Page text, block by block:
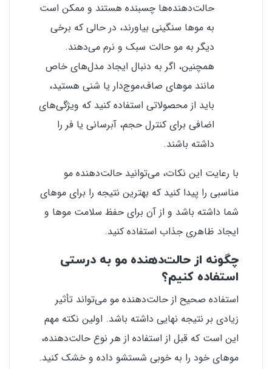
حالت‌دهنده‌ها چسبنده هستند و ممکن است
به موها سنگینی بیاورند، در حالی که برخی
دیگر به مو حالت سبک و نرم می‌دهند.
همچنین، اگر به دنبال ایجاد مدل‌های خاص
مانند موهای صاف،موج‌دار یا شنی هستید،
باید از محصولاتی استفاده کنید که ویژگی‌های
اضافی برای کنترل حجم، آبرسانی یا فر را
داشته باشند.
با رعایت این نکات، می‌توانید حالت‌دهنده مو
مناسبی را پیدا کنید که بهترین نتیجه را برای موهای
شما داشته باشد و از آن برای حفظ سلامت موها و
ایجاد ظاهری جذاب استفاده کنید.
چگونه از حالت‌دهنده مو به درستی
استفاده کنیم؟
استفاده صحیح از حالت‌دهنده مو می‌تواند تأثیر
زیادی بر نتیجه نهایی داشته باشد. اولین نکته مهم
این است که قبل از استفاده از هر نوع حالت‌دهنده،
موهای خود را به خوبی شستشو داده و خشک کنید.